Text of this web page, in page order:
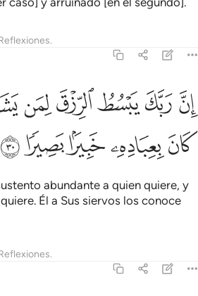
ان ربك يبسط الرزق لمن يشاء ويقدر انه كان
إِنَّ رَبَّكَ يَبْسُطُ ٱلرِّزْقَ لِمَن يَشَآءُ وَيَقْدِرُ
ﱜﱝﱞﱟﱠ
ﱥﱦﱧﱨﱩ
abundante a quien quiere, y
Él a Sus siervos los conoce